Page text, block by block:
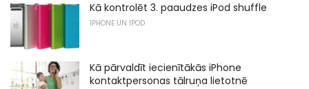
Kā kontrolēt 3. paaudzes iPod shuffle
IPHONE UN IPOD
Kā pārvaldīt iecienītākās iPhone
kontaktpersonas tālruņa lietotnē